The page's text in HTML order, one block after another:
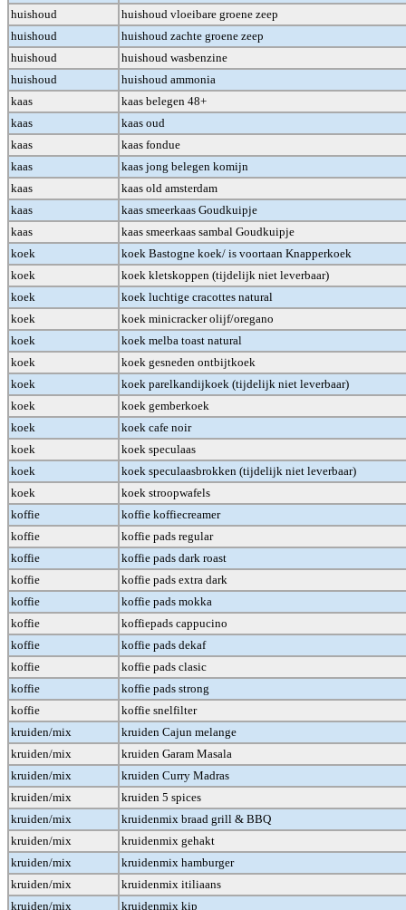
huishoud
huishoud vloeibare groene zeep
huishoud
huishoud zachte groene zeep
huishoud
huishoud wasbenzine
huishoud
huishoud ammonia
kaas
kaas belegen 48+
kaas
kaas oud
kaas
kaas fondue
kaas
kaas jong belegen komijn
kaas
kaas old amsterdam
kaas
kaas smeerkaas Goudkuipje
kaas
kaas smeerkaas sambal Goudkuipje
koek
koek Bastogne koek/ is voortaan Knapperkoek
koek
koek kletskoppen (tijdelijk niet leverbaar)
koek
koek luchtige cracottes natural
koek
koek minicracker olijf/oregano
koek
koek melba toast natural
koek
koek gesneden ontbijtkoek
koek
koek parelkandijkoek (tijdelijk niet leverbaar)
koek
koek gemberkoek
koek
koek cafe noir
koek
koek speculaas
koek
koek speculaasbrokken (tijdelijk niet leverbaar)
koek
koek stroopwafels
koffie
koffie koffiecreamer
koffie
koffie pads regular
koffie
koffie pads dark roast
koffie
koffie pads extra dark
koffie
koffie pads mokka
koffie
koffiepads cappucino
koffie
koffie pads dekaf
koffie
koffie pads clasic
koffie
koffie pads strong
koffie
koffie snelfilter
kruiden/mix
kruiden Cajun melange
kruiden/mix
kruiden Garam Masala
kruiden/mix
kruiden Curry Madras
kruiden/mix
kruiden 5 spices
kruiden/mix
kruidenmix braad grill & BBQ
kruiden/mix
kruidenmix gehakt
kruiden/mix
kruidenmix hamburger
kruiden/mix
kruidenmix itiliaans
kruiden/mix
kruidenmix kip